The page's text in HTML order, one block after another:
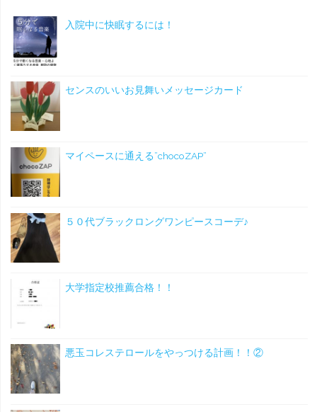
入院中に快眠するには！
センスのいいお見舞いメッセージカード
マイペースに通える”chocoZAP”
５０代ブラックロングワンピースコーデ♪
大学指定校推薦合格！！
悪玉コレステロールをやっつける計画！！②